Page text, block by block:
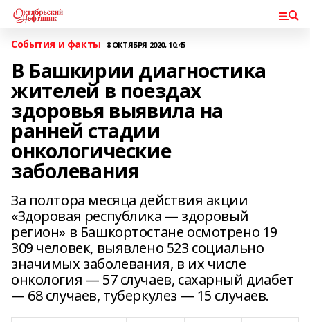
События и факты 8 ОКТЯБРЯ 2020, 10:45
В Башкирии диагностика
жителей в поездах
здоровья выявила на
ранней стадии
онкологические
заболевания
За полтора месяца действия акции
«Здоровая республика — здоровый
регион» в Башкортостане осмотрено 19
309 человек, выявлено 523 социально
значимых заболевания, в их числе
онкология — 57 случаев, сахарный диабет
— 68 случаев, туберкулез — 15 случаев.